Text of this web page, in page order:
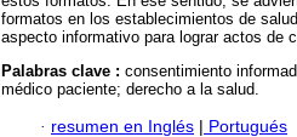
formatos en los establecimientos de
aspecto informativo para lograr actos de
Palabras clave : consentimiento
médico paciente; derecho a la salud.
· resumen en Inglés | Portugués